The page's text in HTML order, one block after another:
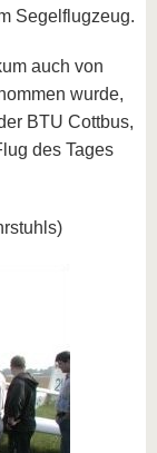
Segelflugzeug.
auch von
wurde,
BTU Cottbus,
des Tages